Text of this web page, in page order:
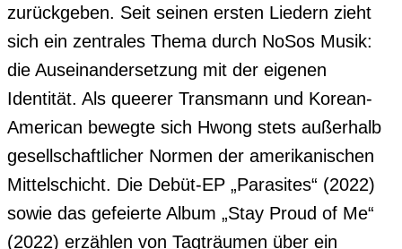
zurückgeben. Seit seinen ersten Liedern zieht
sich ein zentrales Thema durch NoSos Musik:
die Auseinandersetzung mit der eigenen
Identität. Als queerer Transmann und Korean-
American bewegte sich Hwong stets außerhalb
gesellschaftlicher Normen der amerikanischen
Mittelschicht. Die Debüt-EP „Parasites“ (2022)
sowie das gefeierte Album „Stay Proud of Me“
(2022) erzählen von Tagträumen über ein